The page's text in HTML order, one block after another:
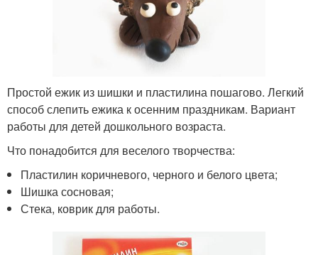
Простой ежик из шишки и пластилина пошагово. Легкий
способ слепить ежика к осенним праздникам. Вариант
работы для детей дошкольного возраста.
Что понадобится для веселого творчества:
Пластилин коричневого, черного и белого цвета;
Шишка сосновая;
Стека, коврик для работы.